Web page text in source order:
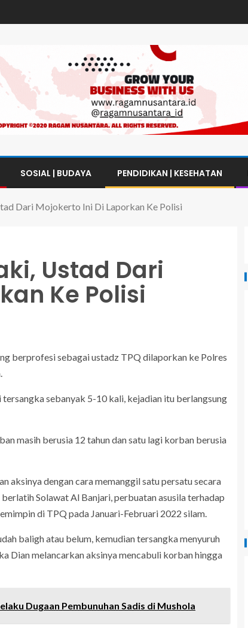
SOSIAL | BUDAYA PENDIDIKAN | KESEHATAN
Dari Mojokerto Ini Di Laporkan Ke Polisi
Ustad Dari
Ke Polisi
berprofesi sebagai ustadz TPQ dilaporkan ke Polres
sebanyak 5-10 kali, kejadian itu berlangsung
masih berusia 12 tahun dan satu lagi korban berusia
aksinya dengan cara memanggil satu persatu secara
Solawat Al Banjari, perbuatan asusila terhadap
di TPQ pada Januari-Februari 2022 silam.
baligh atau belum, kemudian tersangka menyuruh
Dian melancarkan aksinya mencabuli korban hingga
Dugaan Pembunuhan Sadis di Mushola